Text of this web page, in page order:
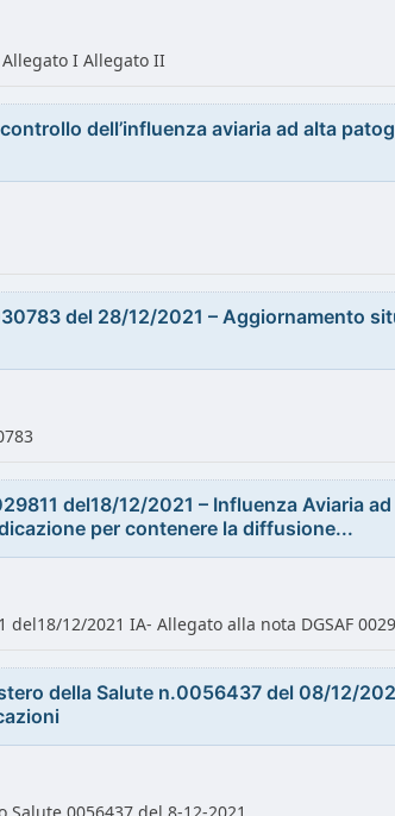
I Allegato II
dell’influenza aviaria ad alta
del 28/12/2021 – Aggiornamento
del18/12/2021 – Influenza Aviaria
per contenere la diffusione...
del18/12/2021 IA- Allegato alla nota DGSAF
della Salute n.0056437 del 08/12/